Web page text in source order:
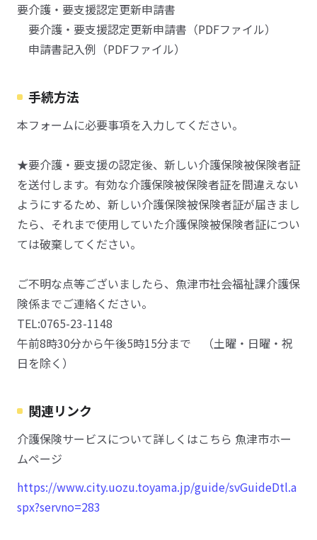
要介護・要支援認定更新申請書
要介護・要支援認定更新申請書（PDFファイル）
申請書記入例（PDFファイル）
手続方法
本フォームに必要事項を入力してください。
★要介護・要支援の認定後、新しい介護保険被保険者証
を送付します。有効な介護保険被保険者証を間違えない
ようにするため、新しい介護保険被保険者証が届きまし
たら、それまで使用していた介護保険被保険者証につい
ては破棄してください。
ご不明な点等ございましたら、魚津市社会福祉課介護保
険係までご連絡ください。
TEL:0765-23-1148
午前8時30分から午後5時15分まで （土曜・日曜・祝
日を除く）
関連リンク
介護保険サービスについて詳しくはこちら 魚津市ホー
ムページ
https://www.city.uozu.toyama.jp/guide/svGuideDtl.a
spx?servno=283